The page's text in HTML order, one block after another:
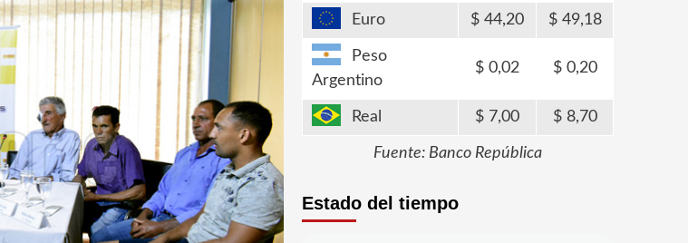
Euro 44,20 49,18
Peso
Argentino
0,02 0,20
Real 7,00 8,70
Fuente: Banco República
Estado del tiempo